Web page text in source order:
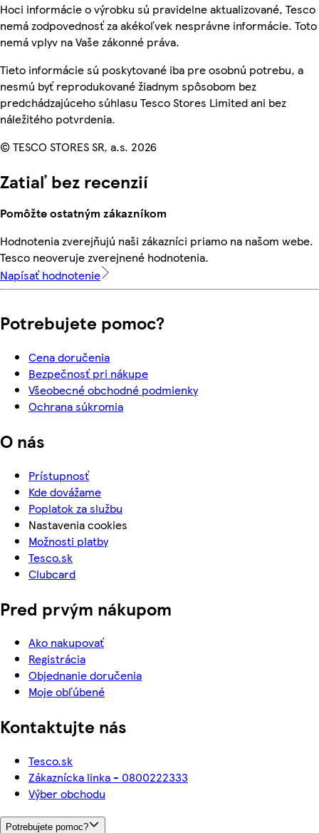
Hoci informácie o výrobku sú pravidelne aktualizované, Tesco
nemá zodpovednosť za akékoľvek nesprávne informácie. Toto
nemá vplyv na Vaše zákonné práva.
Tieto informácie sú poskytované iba pre osobnú potrebu, a
nesmú byť reprodukované žiadnym spôsobom bez
predchádzajúceho súhlasu Tesco Stores Limited ani bez
náležitého potvrdenia.
© TESCO STORES SR, a.s. 2026
Zatiaľ bez recenzií
Pomôžte ostatným zákazníkom
Hodnotenia zverejňujú naši zákazníci priamo na našom webe.
Tesco neoveruje zverejnené hodnotenia.
Napísať hodnotenie
Potrebujete pomoc?
Cena doručenia
Bezpečnosť pri nákupe
Všeobecné obchodné podmienky
Ochrana súkromia
O nás
Prístupnosť
Kde dovážame
Poplatok za službu
Nastavenia cookies
Možnosti platby
Tesco.sk
Clubcard
Pred prvým nákupom
Ako nakupovať
Registrácia
Objednanie doručenia
Moje obľúbené
Kontaktujte nás
Tesco.sk
Zákaznícka linka - 0800222333
Výber obchodu
Potrebujete pomoc?